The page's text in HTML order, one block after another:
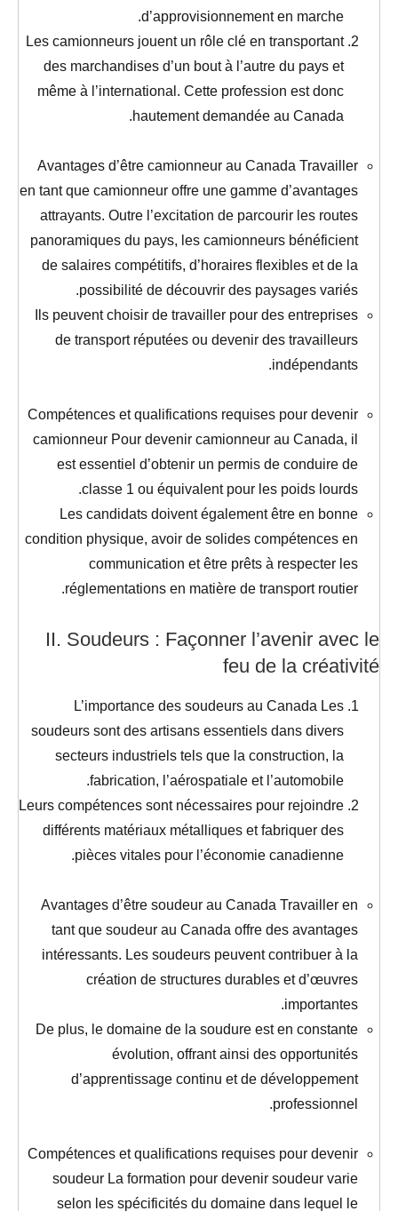
d’approvisionnement en marche.
Les camionneurs jouent un rôle clé en transportant
des marchandises d’un bout à l’autre du pays et
même à l’international. Cette profession est donc
hautement demandée au Canada.
Avantages d’être camionneur au Canada Travailler
en tant que camionneur offre une gamme d’avantages
attrayants. Outre l’excitation de parcourir les routes
panoramiques du pays, les camionneurs bénéficient
de salaires compétitifs, d’horaires flexibles et de la
possibilité de découvrir des paysages variés.
Ils peuvent choisir de travailler pour des entreprises
de transport réputées ou devenir des travailleurs
indépendants.
Compétences et qualifications requises pour devenir
camionneur Pour devenir camionneur au Canada, il
est essentiel d’obtenir un permis de conduire de
classe 1 ou équivalent pour les poids lourds.
Les candidats doivent également être en bonne
condition physique, avoir de solides compétences en
communication et être prêts à respecter les
réglementations en matière de transport routier.
II. Soudeurs : Façonner l’avenir avec le
feu de la créativité
L’importance des soudeurs au Canada Les
soudeurs sont des artisans essentiels dans divers
secteurs industriels tels que la construction, la
fabrication, l’aérospatiale et l’automobile.
Leurs compétences sont nécessaires pour rejoindre
différents matériaux métalliques et fabriquer des
pièces vitales pour l’économie canadienne.
Avantages d’être soudeur au Canada Travailler en
tant que soudeur au Canada offre des avantages
intéressants. Les soudeurs peuvent contribuer à la
création de structures durables et d’œuvres
importantes.
De plus, le domaine de la soudure est en constante
évolution, offrant ainsi des opportunités
d’apprentissage continu et de développement
professionnel.
Compétences et qualifications requises pour devenir
soudeur La formation pour devenir soudeur varie
selon les spécificités du domaine dans lequel le